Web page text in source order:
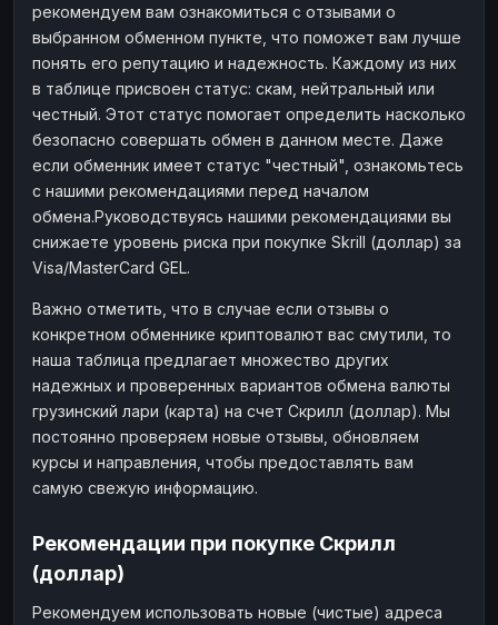
рекомендуем вам ознакомиться с отзывами о
выбранном обменном пункте, что поможет вам лучше
понять его репутацию и надежность. Каждому из них
в таблице присвоен статус: скам, нейтральный или
честный. Этот статус помогает определить насколько
безопасно совершать обмен в данном месте. Даже
если обменник имеет статус "честный", ознакомьтесь
с нашими рекомендациями перед началом
обмена.Руководствуясь нашими рекомендациями вы
снижаете уровень риска при покупке Skrill (доллар) за
Visa/MasterCard GEL.
Важно отметить, что в случае если отзывы о
конкретном обменнике криптовалют вас смутили, то
наша таблица предлагает множество других
надежных и проверенных вариантов обмена валюты
грузинский лари (карта) на счет Скрилл (доллар). Мы
постоянно проверяем новые отзывы, обновляем
курсы и направления, чтобы предоставлять вам
самую свежую информацию.
Рекомендации при покупке Скрилл
(доллар)
Рекомендуем использовать новые (чистые) адреса